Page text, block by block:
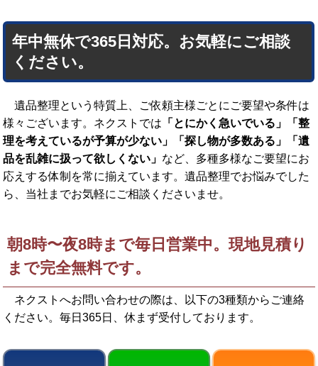
年中無休で365日対応。お気軽にご相談
ください。
遺品整理という特質上、ご依頼主様ごとにご要望や条件は
様々ございます。ネクストでは 「とにかく急いでいる」「整
理を考えているが予算が少ない」「探し物が多数ある」「遺
品を乱雑に扱って欲しくない」 など、多種多様なご要望にお
応えする体制を常に揃えています。遺品整理でお悩みでした
ら、当社までお気軽にご相談くださいませ。
朝8時〜夜8時まで毎日営業中。現地見積り
まで完全無料です。
ネクストへお問い合わせの際は、以下の3種類からご連絡
ください。毎日365日、休まず受付しております。